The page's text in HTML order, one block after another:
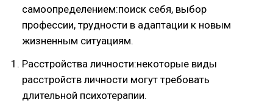
самоопределением:поиск себя, выбор
профессии, трудности в адаптации к новым
жизненным ситуациям.
Расстройства личности:некоторые виды
расстройств личности могут требовать
длительной психотерапии.